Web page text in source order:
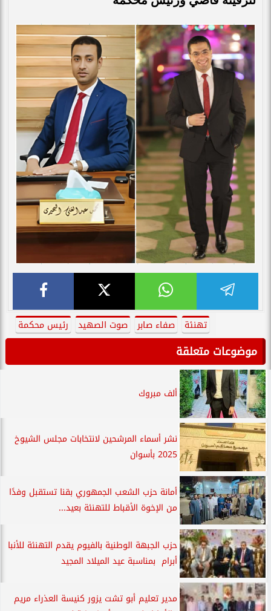
تهنئة صفاء صابر صوت الصهيد رئيس محكمة
موضوعات متعلقة
ألف مبروك
نشر أسماء المرشحين لانتخابات مجلس الشيوخ
2025 بأسوان
أمانة حزب الشعب الجمهوري بقنا تستقبل وفدًا
من الإخوة الأقباط للتهنئة بعيد...
حزب الجبهة الوطنية بالفيوم يقدم التهنئة للأنبا
أبرام بمناسبة عيد الميلاد المجيد
مدير تعليم أبو تشت يزور كنيسة العذراء مريم